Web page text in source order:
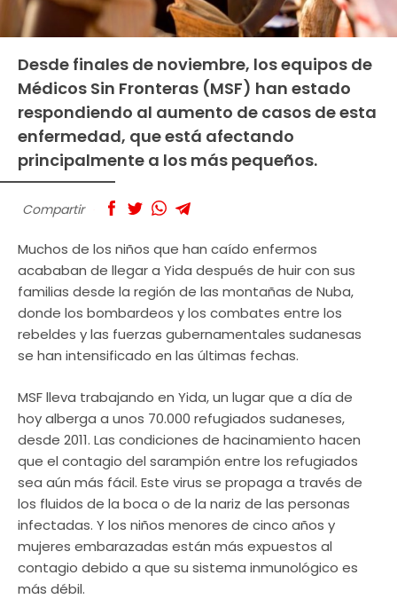
Desde finales de noviembre, los equipos de
Médicos Sin Fronteras (MSF) han estado
respondiendo al aumento de casos de esta
enfermedad, que está afectando
principalmente a los más pequeños.
Compartir
Muchos de los niños que han caído enfermos
acababan de llegar a Yida después de huir con sus
familias desde la región de las montañas de Nuba,
donde los bombardeos y los combates entre los
rebeldes y las fuerzas gubernamentales sudanesas
se han intensificado en las últimas fechas.
MSF lleva trabajando en Yida, un lugar que a día de
hoy alberga a unos 70.000 refugiados sudaneses,
desde 2011. Las condiciones de hacinamiento hacen
que el contagio del sarampión entre los refugiados
sea aún más fácil. Este virus se propaga a través de
los fluidos de la boca o de la nariz de las personas
infectadas. Y los niños menores de cinco años y
mujeres embarazadas están más expuestos al
contagio debido a que su sistema inmunológico es
más débil.